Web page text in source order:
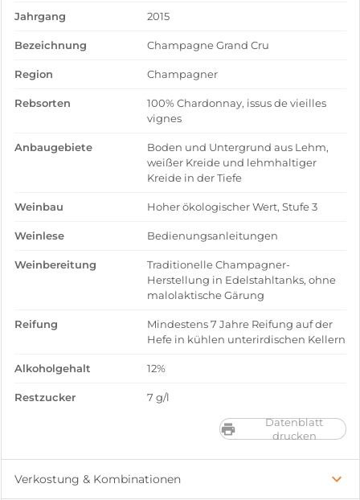
Jahrgang 2015
Bezeichnung Champagne Grand Cru
Region Champagner
Rebsorten
100% Chardonnay, issus de vieilles
vignes
Anbaugebiete
Boden und Untergrund aus Lehm,
weißer Kreide und lehmhaltiger
Kreide in der Tiefe
Weinbau Hoher ökologischer Wert, Stufe 3
Weinlese Bedienungsanleitungen
Weinbereitung
Traditionelle Champagner-
Herstellung in Edelstahltanks, ohne
malolaktische Gärung
Reifung
Mindestens 7 Jahre Reifung auf der
Hefe in kühlen unterirdischen Kellern
Alkoholgehalt 12%
Restzucker 7 g/l
Datenblatt
drucken
Verkostung & Kombinationen